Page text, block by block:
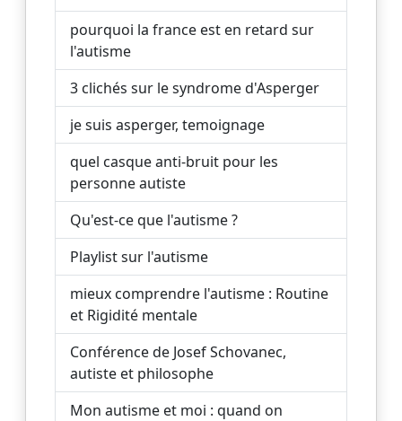
pourquoi la france est en retard sur
l'autisme
3 clichés sur le syndrome d'Asperger
je suis asperger, temoignage
quel casque anti-bruit pour les
personne autiste
Qu'est-ce que l'autisme ?
Playlist sur l'autisme
mieux comprendre l'autisme : Routine
et Rigidité mentale
Conférence de Josef Schovanec,
autiste et philosophe
Mon autisme et moi : quand on